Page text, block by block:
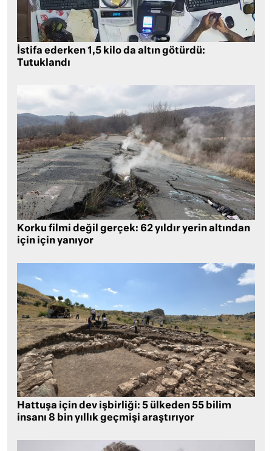
İstifa ederken 1,5 kilo da altın götürdü:
Tutuklandı
Korku filmi değil gerçek: 62 yıldır yerin altından
için için yanıyor
Hattuşa için dev işbirliği: 5 ülkeden 55 bilim
insanı 8 bin yıllık geçmişi araştırıyor